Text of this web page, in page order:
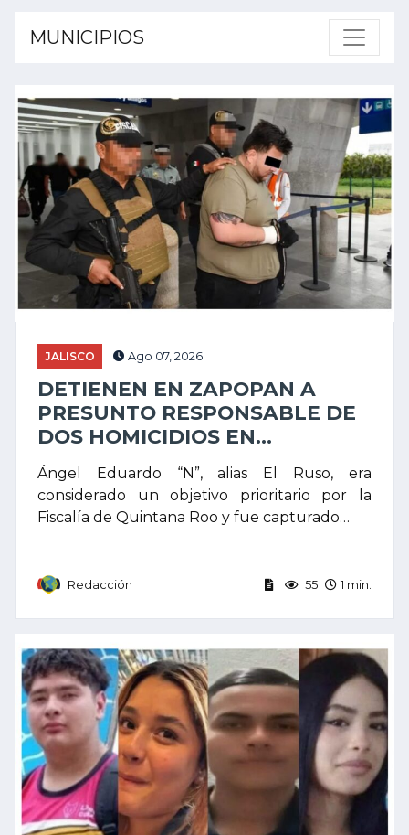
MUNICIPIOS
JALISCO Ago 07, 2026
DETIENEN EN ZAPOPAN A
PRESUNTO RESPONSABLE DE
DOS HOMICIDIOS EN...
Ángel Eduardo “N”, alias El Ruso, era
considerado un objetivo prioritario por la
Fiscalía de Quintana Roo y fue capturado…
Redacción 55 1 min.